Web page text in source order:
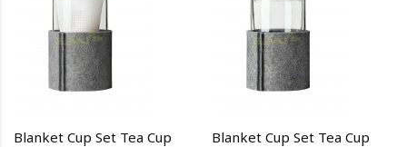
Blanket Cup Set Tea Cup Blanket Cup Set Tea Cup